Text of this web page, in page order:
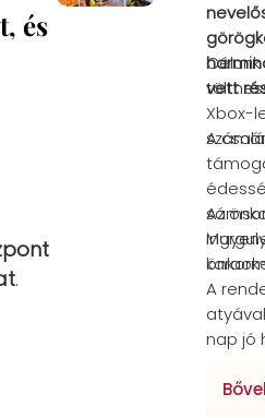
és
.
vett
Xbox-
A
Az
A
nap jó